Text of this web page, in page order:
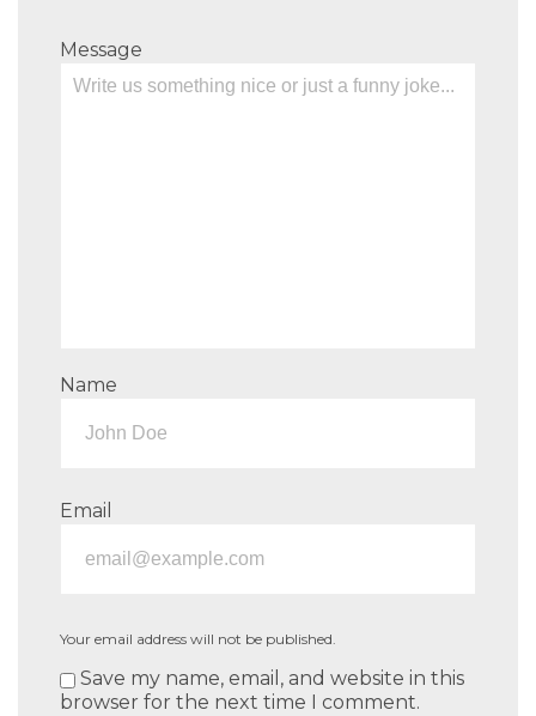
Message
Name
Email
Your email address will not be published.
Save my name, email, and website in this
browser for the next time I comment.